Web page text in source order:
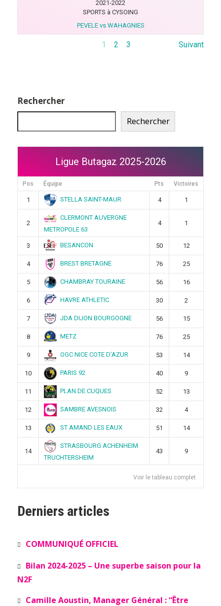
2021-2022
SPORTS à CYSOING
PEVELE vs WAHAGNIES
1 2 3 Suivant
Rechercher
Rechercher
Ligue Butagaz 2025-2026
Pos Équipe Pts Victoires
1 STELLA SAINT-MAUR 4 1
2
CLERMONT AUVERGNE
METROPOLE 63
4 1
3 BESANCON 50 12
4 BREST BRETAGNE 76 25
5 CHAMBRAY TOURAINE 56 16
6 HAVRE ATHLETIC 30 2
7 JDA DIJON BOURGOGNE 56 15
8 METZ 76 25
9 OGC NICE COTE D’AZUR 53 14
10 PARIS 92 40 9
11 PLAN DE CUQUES 52 13
12 SAMBRE AVESNOIS 32 4
13 ST AMAND LES EAUX 51 14
14
STRASBOURG ACHENHEIM
TRUCHTERSHEIM
43 9
Voir le tableau complet
Derniers articles
COMMUNIQUÉ OFFICIEL
Bilan 2024-2025 – Une superbe saison pour la
N2F
Camille Aoustin, Manager Général : “Être